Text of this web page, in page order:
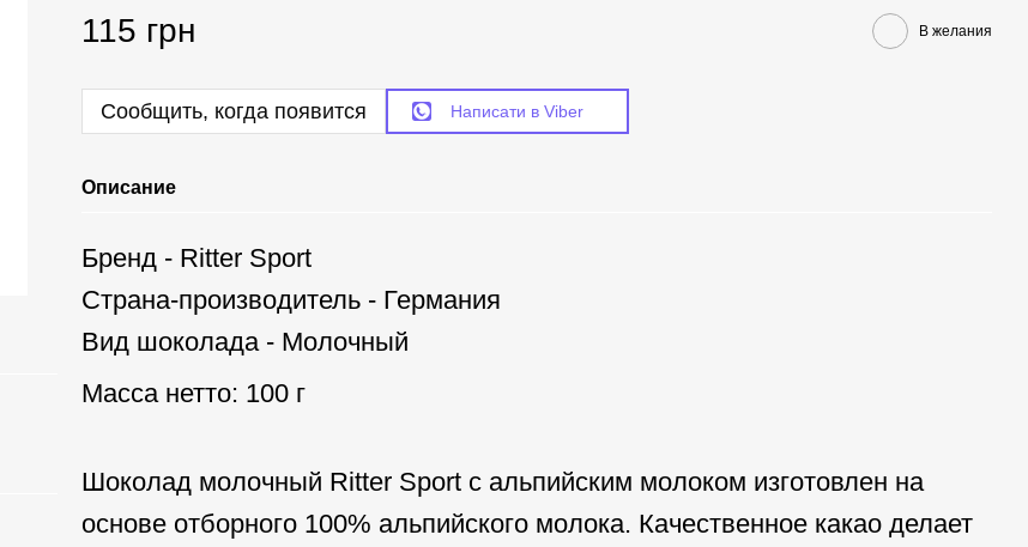
115 грн В желания
Сообщить, когда появится Написати в Viber
Описание
Бренд - Ritter Sport
Страна-производитель - Германия
Вид шоколада - Молочный
Масса нетто: 100 г
Шоколад молочный Ritter Sport с альпийским молоком изготовлен на
основе отборного 100% альпийского молока. Качественное какао делает